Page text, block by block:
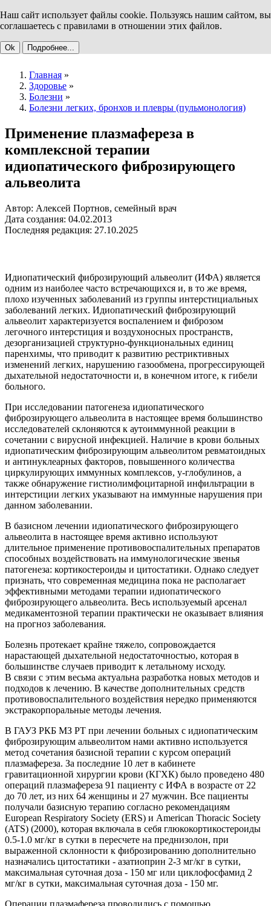
Наш сайт использует файлы cookie. Пользуясь нашим сайтом, вы
соглашаетесь с правилами в отношении этих файлов.
Ok Подробнее...
Главная »
Здоровье »
Болезни »
Болезни легких, бронхов и плевры (пульмонология)
Применение плазмафереза в
комплексной терапии
идиопатического фиброзирующего
альвеолита
Автор: Алексей Портнов, семейный врач
Дата создания: 04.02.2013
Последняя редакция: 27.10.2025
Идиопатический фиброзирующий альвеолит (ИФА) является
одним из наиболее часто встречающихся и, в то же время,
плохо изученных заболеваний из группы интерстициальных
заболеваний легких. Идиопатический фиброзирующий
альвеолит характеризуется воспалением и фиброзом
легочного интерстиция и воздухоносных пространств,
дезорганизацией структурно-функциональных единиц
паренхимы, что приводит к развитию рестриктивных
изменений легких, нарушению газообмена, прогрессирующей
дыхательной недостаточности и, в конечном итоге, к гибели
больного.
При исследовании патогенеза идиопатического
фиброзирующего альвеолита в настоящее время большинство
исследователей склоняются к аутоиммунной реакции в
сочетании с вирусной инфекцией. Наличие в крови больных
идиопатическим фиброзирующим альвеолитом ревматоидных
и антинуклеарных факторов, повышенного количества
циркулирующих иммунных комплексов, у-глобулинов, а
также обнаружение гистиолимфоцитарной инфильтрации в
интерстиции легких указывают на иммунные нарушения при
данном заболевании.
В базисном лечении идиопатического фиброзирующего
альвеолита в настоящее время активно используют
длительное применение противовоспалительных препаратов
способных воздействовать на иммунологические звенья
патогенеза: кортикостероиды и цитостатики. Однако следует
признать, что современная медицина пока не располагает
эффективными методами терапии идиопатического
фиброзирующего альвеолита. Весь используемый арсенал
медикаментозной терапии практически не оказывает влияния
на прогноз заболевания.
Болезнь протекает крайне тяжело, сопровождается
нарастающей дыхательной недостаточностью, которая в
большинстве случаев приводит к летальному исходу.
В связи с этим весьма актуальна разработка новых методов и
подходов к лечению. В качестве дополнительных средств
противовоспалительного воздействия нередко применяются
экстракорпоральные методы лечения.
В ГАУЗ РКБ МЗ РТ при лечении больных с идиопатическим
фиброзирующим альвеолитом нами активно используется
метод сочетания базисной терапии с курсом операций
плазмафереза. За последние 10 лет в кабинете
гравитационной хирургии крови (КГХК) было проведено 480
операций плазмафереза 91 пациенту с ИФА в возрасте от 22
до 70 лет, из них 64 женщины и 27 мужчин. Все пациенты
получали базисную терапию согласно рекомендациям
European Respiratory Society (ERS) и American Thoracic Society
(ATS) (2000), которая включала в себя глюкокортикостероиды
0.5-1.0 мг/кг в сутки в пересчете на преднизолон, при
выраженной склонности к фиброзированию дополнительно
назначались цитостатики - азатиоприн 2-3 мг/кг в сутки,
максимальная суточная доза - 150 мг или циклофосфамид 2
мг/кг в сутки, максимальная суточная доза - 150 мг.